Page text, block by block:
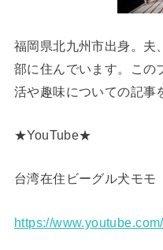
福岡県北九州市出身。夫
部に住んでいます。この
活や趣味についての記事
★YouTube★
台湾在住ビーグル犬モモ
https://